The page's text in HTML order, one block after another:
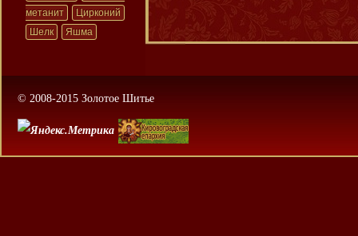
метанит
Цирконий
Шелк
Яшма
© 2008-2015 Золотое Шитье